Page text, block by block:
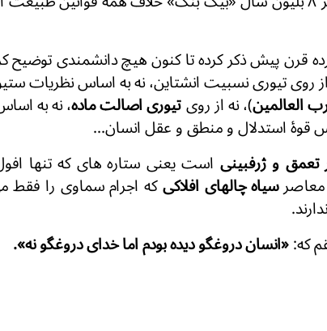
قرن پیش ذکر کرده تا کنون هیچ دانشمندی توضیح
از روی تیوری نسبیت انشتاین، نه به اساس نظریات
العالمین)، نه از رویتیوری اصالت ماده، نه به
قوهٔ استدلال و منطق و عقل انسان...
تعمق و ژرفبینی است یعنی ستاره های که تنها
سیاه چالهای افلاکیکه اجرام سماوی را فقط
که:«انسان دروغگو دیده بودم اما خدای دروغگو نه».